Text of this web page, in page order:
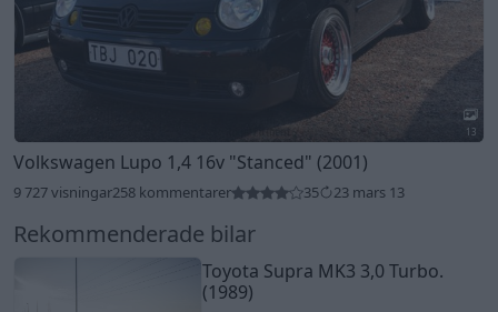
13
Volkswagen Lupo 1,4 16v "Stanced" (2001)
9 727 visningar258 kommentarer 35 23 mars 13
Rekommenderade bilar
Toyota Supra MK3 3,0 Turbo.
(1989)